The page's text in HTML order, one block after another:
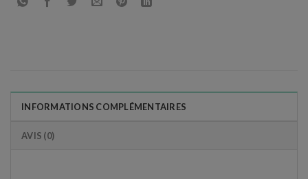
INFORMATIONS COMPLÉMENTAIRES
AVIS (0)